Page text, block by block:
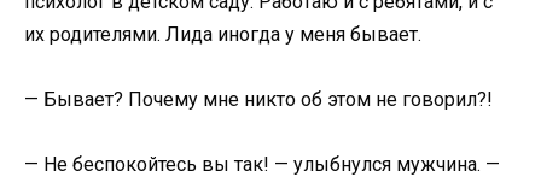
их родителями. Лида иногда у меня бывает.
— Бывает? Почему мне никто об этом не говорил?!
— Не беспокойтесь вы так! — улыбнулся мужчина. —